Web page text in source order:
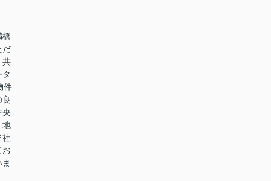
橋
だ
共
件
央
地
社
お